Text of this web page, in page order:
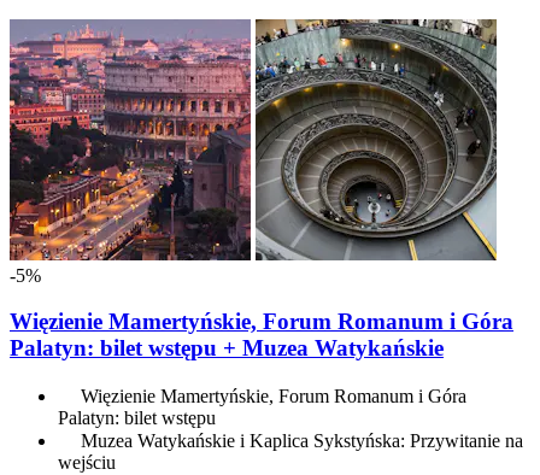
-5%
Więzienie Mamertyńskie, Forum Romanum i Góra
Palatyn: bilet wstępu + Muzea Watykańskie
Więzienie Mamertyńskie, Forum Romanum i Góra
Palatyn: bilet wstępu
Muzea Watykańskie i Kaplica Sykstyńska: Przywitanie na
wejściu